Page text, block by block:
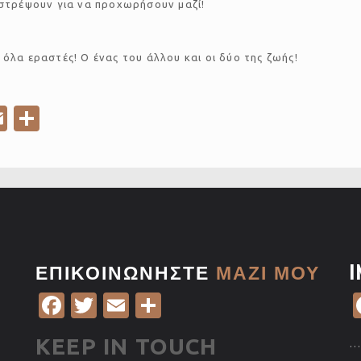
για να προχωρήσουν μαζί!
εραστές! Ο ένας του άλλου και οι δύο της ζωής!
E
e
ΕΠΙΚΟΙΝΩΝΗΣΤΕ ΜΑΖΙ ΜΟΥ
Fa T
E
KEEP IN TOUCH …